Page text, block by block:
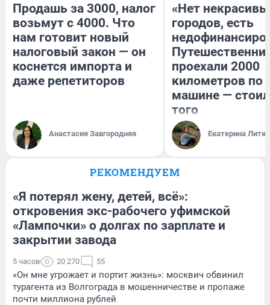
Продашь за 3000, налог
возьмут с 4000. Что
нам готовит новый
налоговый закон — он
коснется импорта и
даже репетиторов
Анастасия Завгородняя
«Нет
городов, есть
проехали 2000
километров по
машине —
того
Екатерина
РЕКОМЕНДУЕМ
«Я потерял жену, детей, всё»:
откровения экс-рабочего уфимской
«Лампочки» о долгах по зарплате и
закрытии завода
5 часов 20 270 55
«Он мне угрожает и портит жизнь»: москвич обвинил
турагента из Волгограда в мошенничестве и пропаже
почти миллиона рублей